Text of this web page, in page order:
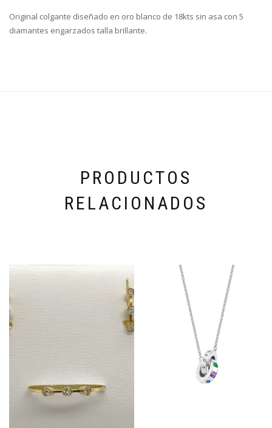
Original colgante diseñado en oro blanco de 18kts sin asa con 5
diamantes engarzados talla brillante.
PRODUCTOS
RELACIONADOS